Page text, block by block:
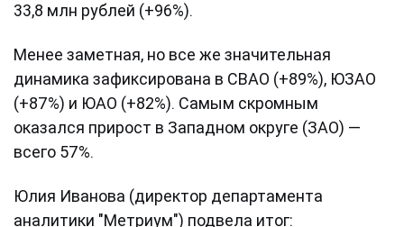
33,8 млн рублей (+96%).
Менее заметная, но все же значительная
динамика зафиксирована в СВАО (+89%), ЮЗАО
(+87%) и ЮАО (+82%). Самым скромным
оказался прирост в Западном округе (ЗАО) —
всего 57%.
Юлия Иванова (директор департамента
аналитики "Метриум") подвела итог: